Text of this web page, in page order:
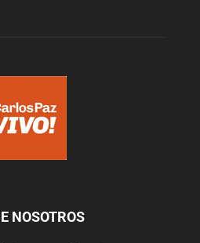
NOSOTROS